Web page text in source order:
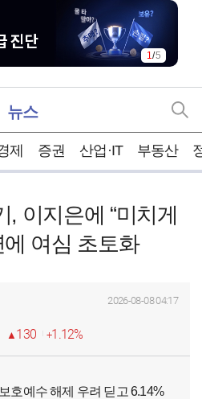
1/5
뉴스
제 증권 산업·IT 부동산
, 이지은에 “미치게
여심 초토화
2026-08-08 04:17
130 1.12%
호예수 해제 우려 딛고 6.14%